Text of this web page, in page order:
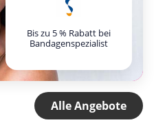
Bis zu 5 % Rabatt bei
Bandagenspezialist
Alle Angebote